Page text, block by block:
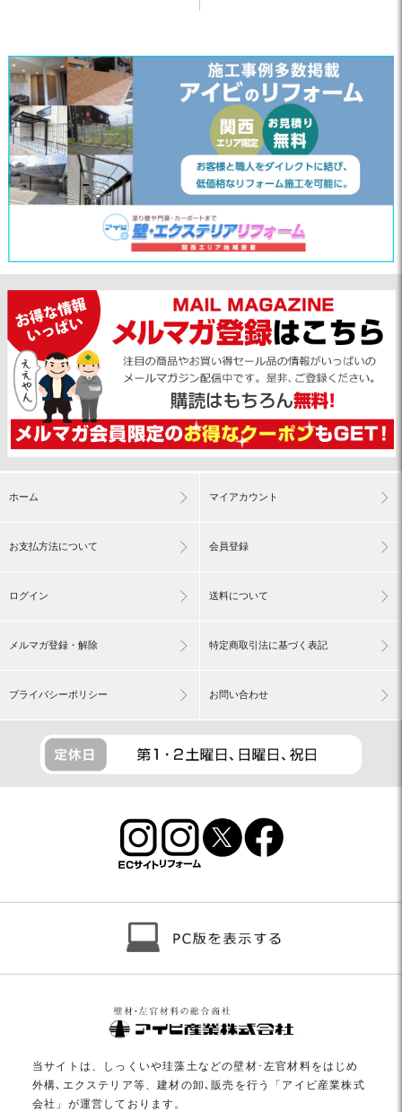
ホーム マイアカウント
お支払方法について 会員登録
ログイン 送料について
メルマガ登録・解除 特定商取引法に基づく表記
プライバシーポリシー お問い合わせ
当サイトは、しっくいや珪藻土などの壁材･左官材料をはじめ
外構､エクステリア等、建材の卸､販売を行う「アイビ産業株式
会社」が運営しております。